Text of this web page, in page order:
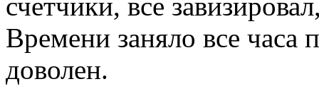
Времени заняло все часа
доволен.